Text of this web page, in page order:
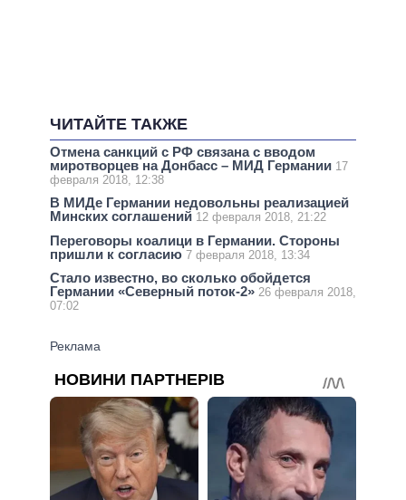
ЧИТАЙТЕ ТАКЖЕ
Отмена санкций с РФ связана с вводом
миротворцев на Донбасс – МИД Германии 17
февраля 2018, 12:38
В МИДе Германии недовольны реализацией
Минских соглашений 12 февраля 2018, 21:22
Переговоры коалици в Германии. Стороны
пришли к согласию 7 февраля 2018, 13:34
Стало известно, во сколько обойдется
Германии «Северный поток-2» 26 февраля 2018,
07:02